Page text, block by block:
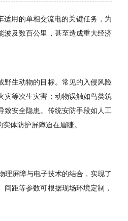
适用的单相交流电的关键任务，为
波及数百公里，甚至造成重大经济
野生动物的目标。常见的入侵风险
灾等次生灾害；动物误触如鸟类筑
致安全隐患。传统安防手段如人工
体防护屏障迫在眉睫。
理屏障与电子技术的结合，实现了
距等参数可根据现场环境定制，